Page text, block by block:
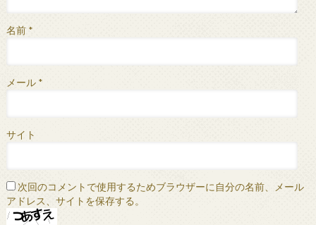
名前 *
メール *
サイト
次回のコメントで使用するためブラウザーに自分の名前、メール
アドレス、サイトを保存する。